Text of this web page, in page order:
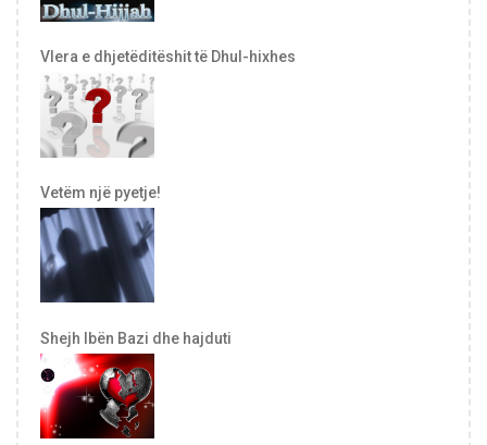
Vlera e dhjetëditëshit të Dhul-hixhes
Vetëm një pyetje!
Shejh Ibën Bazi dhe hajduti